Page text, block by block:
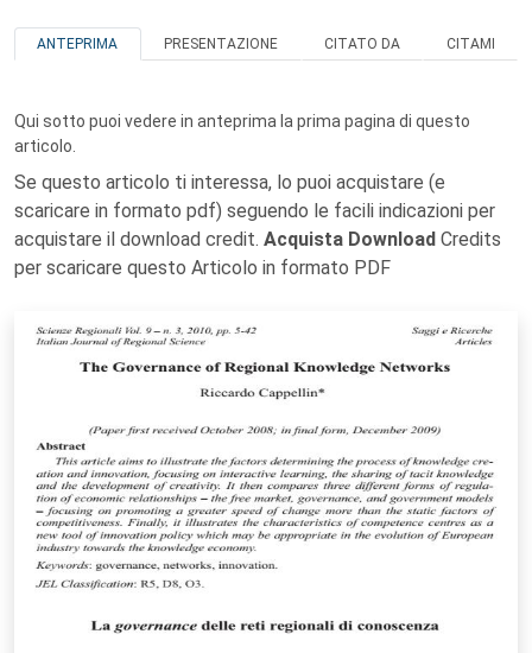
ANTEPRIMA PRESENTAZIONE CITATO DA CITAMI
Qui sotto puoi vedere in anteprima la prima pagina di questo
articolo.
Se questo articolo ti interessa, lo puoi acquistare (e
scaricare in formato pdf) seguendo le facili indicazioni per
acquistare il download credit. Acquista Download Credits
per scaricare questo Articolo in formato PDF